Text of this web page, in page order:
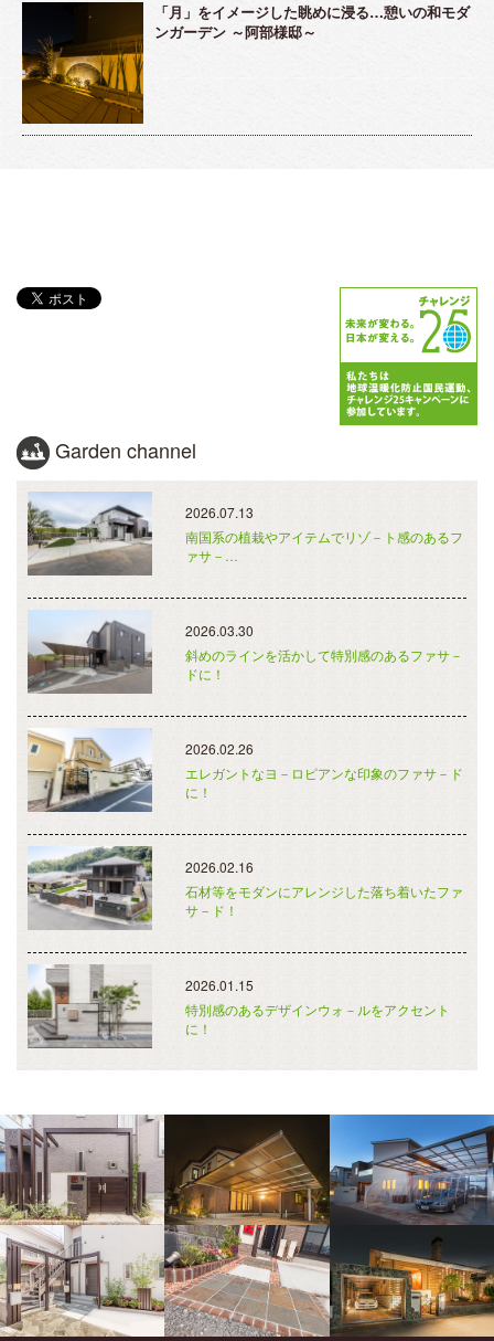
「月」をイメージした眺めに浸る…憩いの和モダ
ンガーデン ～阿部様邸～
Garden channel
2026.07.13
南国系の植栽やアイテムでリゾ－ト感のあるフ
ァサ－…
2026.03.30
斜めのラインを活かして特別感のあるファサ－
ドに！
2026.02.26
エレガントなヨ－ロピアンな印象のファサ－ド
に！
2026.02.16
石材等をモダンにアレンジした落ち着いたファ
サ－ド！
2026.01.15
特別感のあるデザインウォ－ルをアクセント
に！